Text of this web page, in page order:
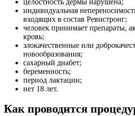
индивидуальная
входящих в состав Ревистронг;
человек принимает препараты,
кровь;
злокачественные или
новообразования;
сахарный диабет;
беременность;
период лактации;
нет 18 лет.
Как проводится